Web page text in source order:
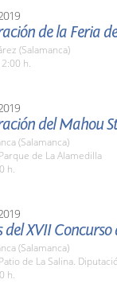
de la Feria
(Salamanca)
h.
del Mahou
(Salamanca)
de La Alamedilla
h.
del XVII
(Salamanca)
de La Salina.
h.